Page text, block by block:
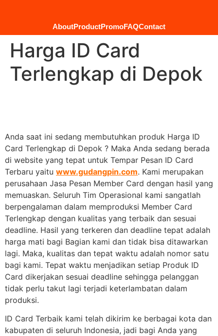
AboutProductPromoFAQContact
Harga ID Card
Terlengkap di Depok
Anda saat ini sedang membutuhkan produk Harga ID
Card Terlengkap di Depok ? Maka Anda sedang berada
di website yang tepat untuk Tempar Pesan ID Card
Terbaru yaitu www.gudangpin.com. Kami merupakan
perusahaan Jasa Pesan Member Card dengan hasil yang
memuaskan. Seluruh Tim Operasional kami sangatlah
berpengalaman dalam memproduksi Member Card
Terlengkap dengan kualitas yang terbaik dan sesuai
deadline. Hasil yang terkeren dan deadline tepat adalah
harga mati bagi Bagian kami dan tidak bisa ditawarkan
lagi. Maka, kualitas dan tepat waktu adalah nomor satu
bagi kami. Tepat waktu menjadikan setiap Produk ID
Card dikerjakan sesuai deadline sehingga pelanggan
tidak perlu takut lagi terjadi keterlambatan dalam
produksi.
ID Card Terbaik kami telah dikirim ke berbagai kota dan
kabupaten di seluruh Indonesia, jadi bagi Anda yang